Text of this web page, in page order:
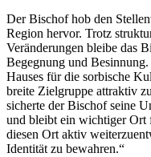
Der Bischof hob den
Region hervor. Trotz
Veränderungen bleibe das
Begegnung und
Hauses für die sorbische
breite Zielgruppe attraktiv
sicherte der Bischof seine
und bleibt ein wichtiger Ort
diesen Ort aktiv
Identität zu bewahren.“